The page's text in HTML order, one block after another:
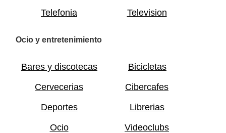
Telefonia
Television
Ocio y entretenimiento
Bares y discotecas
Bicicletas
Cervecerias
Cibercafes
Deportes
Librerias
Ocio
Videoclubs